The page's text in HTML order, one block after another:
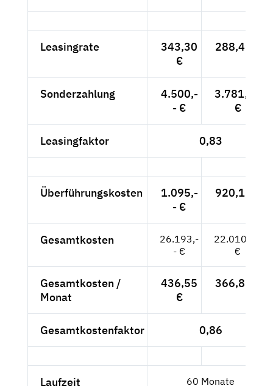
Leasingrate
343,30
€
288,49 €
Sonderzahlung
4.500,-
- €
3.781,51
€
Leasingfaktor 0,83
Überführungskosten
1.095,-
- €
920,17 €
Gesamtkosten
26.193,-
- €
22.010,92
€
Gesamtkosten /
Monat
436,55
€
366,85 €
Gesamtkostenfaktor 0,86
Laufzeit 60 Monate